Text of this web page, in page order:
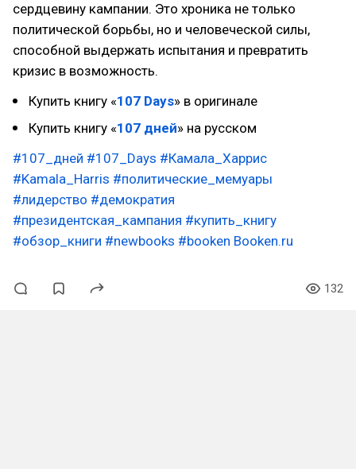
сердцевину кампании. Это хроника не только
политической борьбы, но и человеческой силы,
способной выдержать испытания и превратить
кризис в возможность.
Купить книгу «107 Days» в оригинале
Купить книгу «107 дней» на русском
#107_дней #107_Days #Камала_Харрис
#Kamala_Harris #политические_мемуары
#лидерство #демократия
#президентская_кампания #купить_книгу
#обзор_книги #newbooks #booken Booken.ru
132